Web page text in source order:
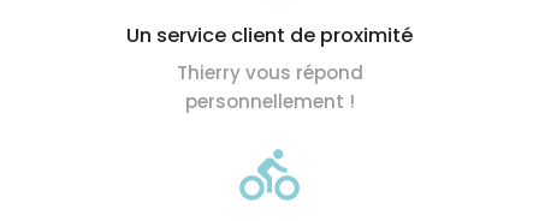
Un service client de proximité
Thierry vous répond
personnellement !